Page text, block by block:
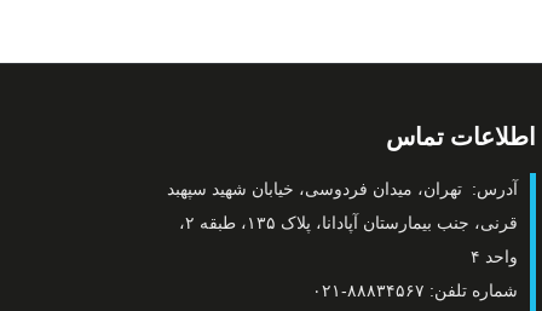
اطلاعات تماس
آدرس: تهران، میدان فردوسی، خیابان شهید سپهبد
قرنی، جنب بیمارستان آپادانا، پلاک ۱۳۵، طبقه ۲،
واحد ۴
شماره تلفن: ۸۸۸۳۴۵۶۷-۰۲۱